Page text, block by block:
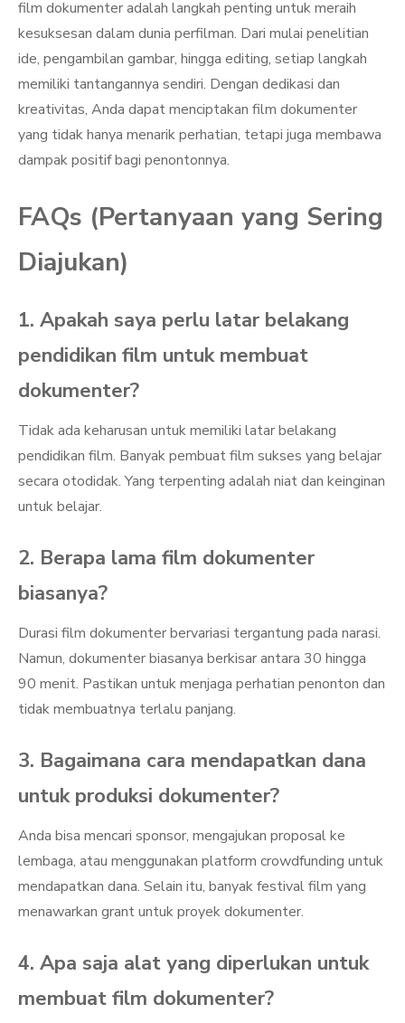
film dokumenter adalah langkah penting untuk meraih
kesuksesan dalam dunia perfilman. Dari mulai penelitian
ide, pengambilan gambar, hingga editing, setiap langkah
memiliki tantangannya sendiri. Dengan dedikasi dan
kreativitas, Anda dapat menciptakan film dokumenter
yang tidak hanya menarik perhatian, tetapi juga membawa
dampak positif bagi penontonnya.
FAQs (Pertanyaan yang Sering
Diajukan)
1. Apakah saya perlu latar belakang
pendidikan film untuk membuat
dokumenter?
Tidak ada keharusan untuk memiliki latar belakang
pendidikan film. Banyak pembuat film sukses yang belajar
secara otodidak. Yang terpenting adalah niat dan keinginan
untuk belajar.
2. Berapa lama film dokumenter
biasanya?
Durasi film dokumenter bervariasi tergantung pada narasi.
Namun, dokumenter biasanya berkisar antara 30 hingga
90 menit. Pastikan untuk menjaga perhatian penonton dan
tidak membuatnya terlalu panjang.
3. Bagaimana cara mendapatkan dana
untuk produksi dokumenter?
Anda bisa mencari sponsor, mengajukan proposal ke
lembaga, atau menggunakan platform crowdfunding untuk
mendapatkan dana. Selain itu, banyak festival film yang
menawarkan grant untuk proyek dokumenter.
4. Apa saja alat yang diperlukan untuk
membuat film dokumenter?